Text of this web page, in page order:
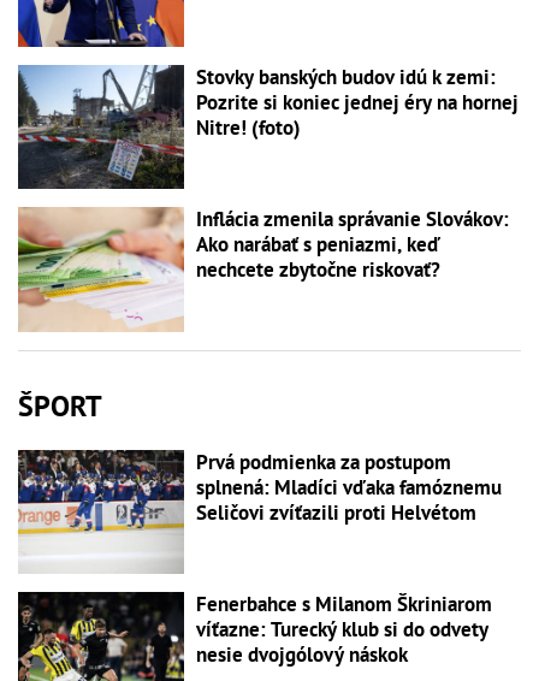
Stovky banských budov idú k zemi:
Pozrite si koniec jednej éry na hornej
Nitre! (foto)
Inflácia zmenila správanie Slovákov:
Ako narábať s peniazmi, keď
nechcete zbytočne riskovať?
ŠPORT
Prvá podmienka za postupom
splnená: Mladíci vďaka famóznemu
Seličovi zvíťazili proti Helvétom
Fenerbahce s Milanom Škriniarom
víťazne: Turecký klub si do odvety
nesie dvojgólový náskok